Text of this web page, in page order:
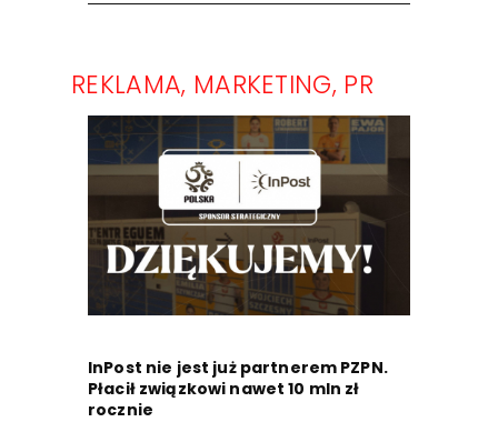
REKLAMA, MARKETING, PR
InPost nie jest już partnerem PZPN.
Płacił związkowi nawet 10 mln zł
rocznie